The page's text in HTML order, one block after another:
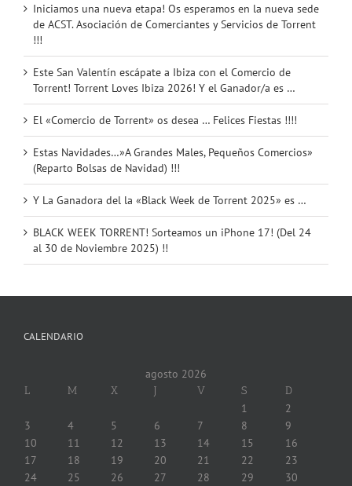
Iniciamos una nueva etapa! Os esperamos en la nueva sede
de ACST. Asociación de Comerciantes y Servicios de Torrent
!!!
Este San Valentín escápate a Ibiza con el Comercio de
Torrent! Torrent Loves Ibiza 2026! Y el Ganador/a es …
El «Comercio de Torrent» os desea … Felices Fiestas !!!!
Estas Navidades…»A Grandes Males, Pequeños Comercios»
(Reparto Bolsas de Navidad) !!!
Y La Ganadora del la «Black Week de Torrent 2025» es …
BLACK WEEK TORRENT! Sorteamos un iPhone 17! (Del 24
al 30 de Noviembre 2025) !!
CALENDARIO
agosto 2026
L M X J V S D
1
2
3
4 5 6 7 8
9
10
11 12 13 14 15
16
17
18 19 20 21 22
23
24
25 26 27 28 29
30